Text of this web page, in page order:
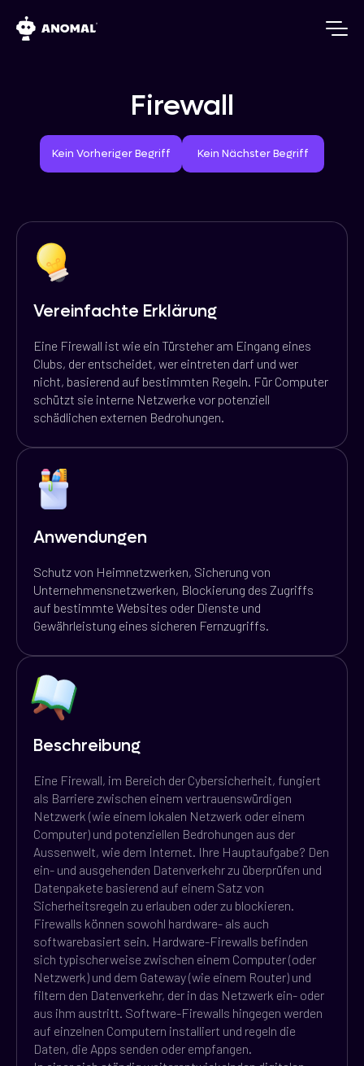
Firewall
Vorheriger Begriff
Kein Vorheriger Begriff Nächster Begriff
Kein Nächster Begriff
Vereinfachte Erklärung
Eine Firewall ist wie ein Türsteher am Eingang eines
Clubs, der entscheidet, wer eintreten darf und wer
nicht, basierend auf bestimmten Regeln. Für Computer
schützt sie interne Netzwerke vor potenziell
schädlichen externen Bedrohungen.
Anwendungen
Schutz von Heimnetzwerken, Sicherung von
Unternehmensnetzwerken, Blockierung des Zugriffs
auf bestimmte Websites oder Dienste und
Gewährleistung eines sicheren Fernzugriffs.
Beschreibung
Eine Firewall, im Bereich der Cybersicherheit, fungiert
als Barriere zwischen einem vertrauenswürdigen
Netzwerk (wie einem lokalen Netzwerk oder einem
Computer) und potenziellen Bedrohungen aus der
Aussenwelt, wie dem Internet. Ihre Hauptaufgabe? Den
ein- und ausgehenden Datenverkehr zu überprüfen und
Datenpakete basierend auf einem Satz von
Sicherheitsregeln zu erlauben oder zu blockieren.
Firewalls können sowohl hardware- als auch
softwarebasiert sein. Hardware-Firewalls befinden
sich typischerweise zwischen einem Computer (oder
Netzwerk) und dem Gateway (wie einem Router) und
filtern den Datenverkehr, der in das Netzwerk ein- oder
aus ihm austritt. Software-Firewalls hingegen werden
auf einzelnen Computern installiert und regeln die
Daten, die Apps senden oder empfangen.